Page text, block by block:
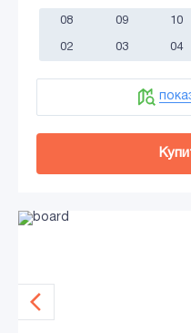
08 09 10
02 03 04